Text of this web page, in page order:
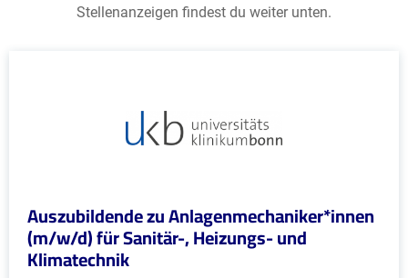
Stellenanzeigen findest du weiter unten.
Auszubildende zu Anlagenmechaniker*innen
(m/w/d) für Sanitär-, Heizungs- und
Klimatechnik